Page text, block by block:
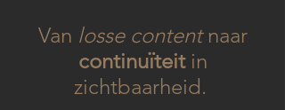
Van losse content naar
continuïteit in
zichtbaarheid.